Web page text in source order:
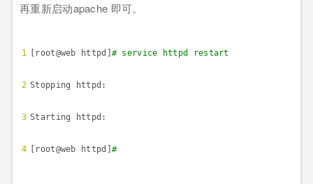
再重新启动apache 即可。
1
2
3
4
[root@web httpd] # service httpd restart
Stopping httpd: [
Starting httpd: [
[root@web httpd] #